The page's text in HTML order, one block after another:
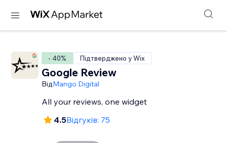
- 40% Підтверджено у Wix
Google Review
ВідMango Digital
All your reviews, one widget
4.5Відгуків: 75